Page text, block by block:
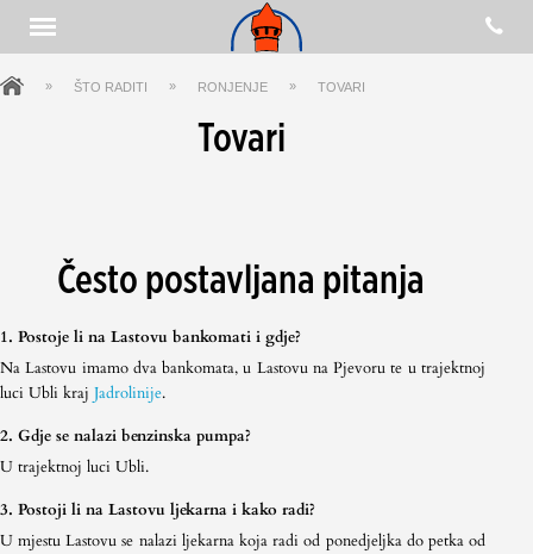
» ŠTO RADITI » RONJENJE » TOVARI
Tovari
Često postavljana pitanja
1. Postoje li na Lastovu bankomati i gdje?
Na Lastovu imamo dva bankomata, u Lastovu na Pjevoru te u trajektnoj
luci Ubli kraj Jadrolinije.
2. Gdje se nalazi benzinska pumpa?
U trajektnoj luci Ubli.
3. Postoji li na Lastovu ljekarna i kako radi?
U mjestu Lastovu se nalazi ljekarna koja radi od ponedjeljka do petka od